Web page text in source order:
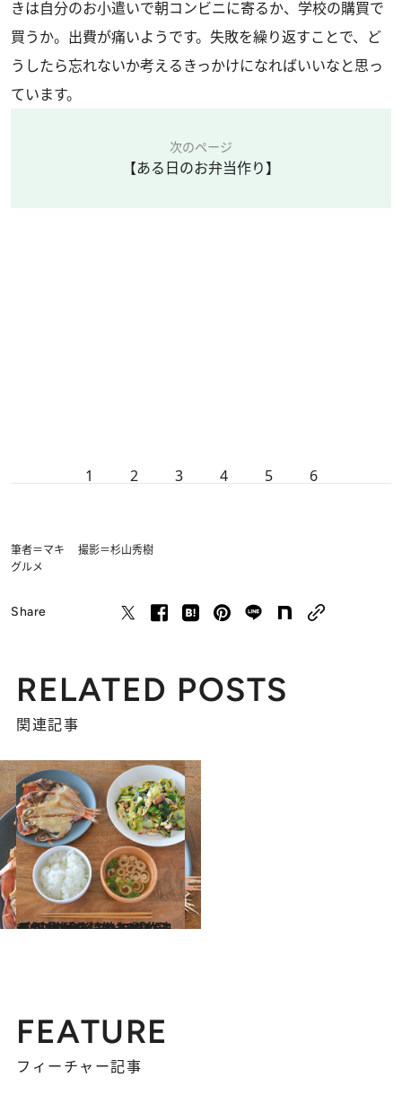
きは自分のお小遣いで朝コンビニに寄るか、学校の購買で
買うか。出費が痛いようです。失敗を繰り返すことで、ど
うしたら忘れないか考えるきっかけになればいいなと思っ
ています。
次のページ
【ある日のお弁当作り】
1 2 3 4 5 6
筆者＝マキ 撮影＝杉山秀樹
グルメ
Share
RELATED POSTS
関連記事
2023.11.15
【初めから読む】「作る人が食べたいものを作る」共働き、娘2人の母が“心の余裕”のために決めた“主食とスープ”
グルメ
FEATURE
フィーチャー記事